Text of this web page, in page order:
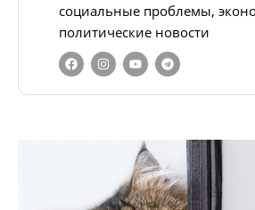
социальные проблемы,
политические новости